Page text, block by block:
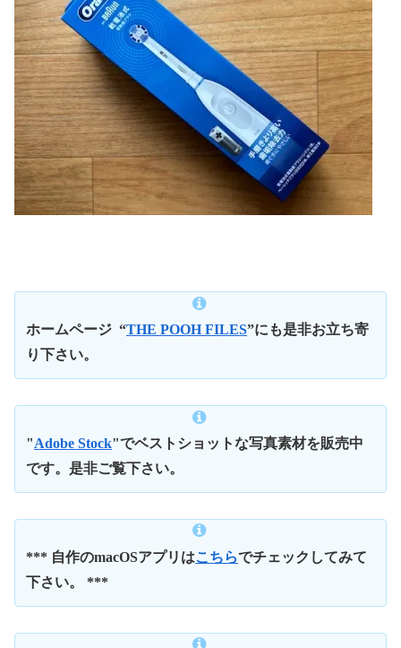
ホームページ “THE POOH FILES”にも是非お立ち寄
り下さい。
"Adobe Stock"でベストショットな写真素材を販売中
です。是非ご覧下さい。
*** 自作のmacOSアプリはこちらでチェックしてみて
下さい。 ***